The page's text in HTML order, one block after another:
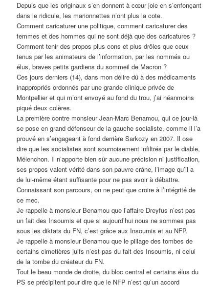
Depuis que les originaux s’en donnent à cœur joie en s’enfonçant
dans le ridicule, les marionnettes n’ont plus la cote.
Comment caricaturer une politique, comment caricaturer des
femmes et des hommes qui ne sont déjà que des caricatures ?
Comment tenir des propos plus cons et plus drôles que ceux
tenus par les animateurs de l’information, par les nommés ou
élus, braves petits gardiens du sommeil de Macron ?
Ces jours derniers (14), dans mon délire dû à des médicaments
inappropriés ordonnés par une grande clinique privée de
Montpellier et qui m’ont envoyé au fond du trou, j’ai néanmoins
piqué deux colères.
La première contre monsieur Jean-Marc Benamou, qui ce jour-là
se pose en grand défenseur de la gauche socialiste, comme il l’a
prouvé en s’engageant à fond derrière Sarkozy en 2007. Il ose
dire que les socialistes sont sournoisement infiltrés par le diable,
Mélenchon. Il n’apporte bien sûr aucune précision ni justification,
ses propos valent vérité dans son pauvre crâne, l’image qu’il a
de lui-même étant suffisante pour ne pas avoir à débattre.
Connaissant son parcours, on ne peut que croire à l’intégrité de
ce mec.
Je rappelle à monsieur Benamou que l’affaire Dreyfus n’est pas
un fait des Insoumis et que si aujourd’hui nous ne sommes pas
sous les diktats du FN, c’est grâce aux Insoumis et au NFP.
Je rappelle à monsieur Benamou que le pillage des tombes de
certains cimetières juifs n’est pas du fait des Insoumis, ni celui
de la tombe du créateur du FN.
Tout le beau monde de droite, du bloc central et certains élus du
PS se précipitent pour dire que le NFP n’est qu’un accord